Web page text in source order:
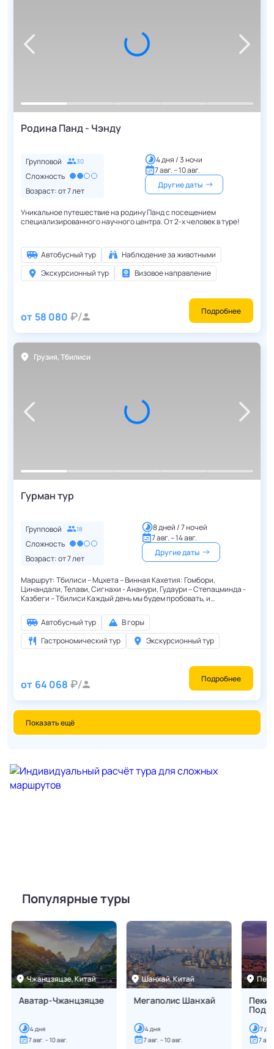
Родина Панд - Чэнду
Групповой 30
Сложность
Возраст: от7лет
4 дня / 3 ночи
7 авг. – 10 авг.
Другие даты
Уникальное путешествие на родину Панд с посещением
специализированного научного центра. От 2-х человек в туре!
Автобусный тур
Наблюдение за животными
Экскурсионный тур
Визовое направление
от 58 080 Подробнее
Грузия,Тбилиси
Гурман тур
Групповой 18
Сложность
Возраст: от7лет
8 дней / 7 ночей
7 авг. – 14 авг.
Другие даты
Маршрут: Тбилиси – Мцхета – Винная Кахетия: Гомбори,
Цинандали, Телави, Сигнахи - Ананури, Гудаури – Степацминда -
Казбеги – Тбилиси Каждый день мы будем пробовать, и
Автобусный тур
В горы
Гастрономический тур
Экскурсионный тур
от 64 068 Подробнее
Показать ещё
Популярные туры
Чжанцзяцзе,Китай
Аватар-Чжанцзяцзе
4дня
7 авг. – 10 авг.
Шанхай,Китай
Мегаполис Шанхай
4дня
7 авг. – 10 авг.
7
7